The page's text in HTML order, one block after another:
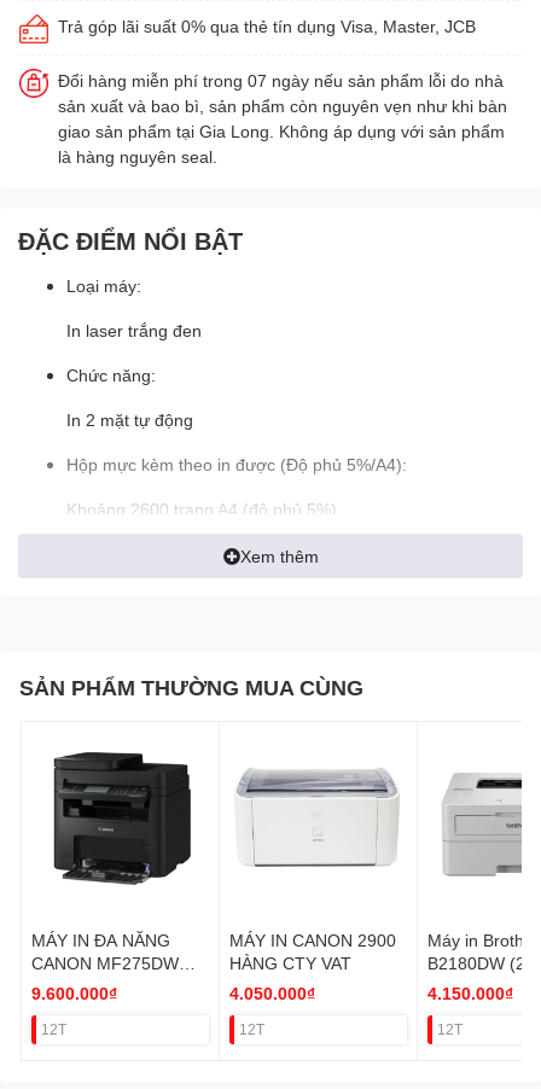
Trả góp lãi suất 0% qua thẻ tín dụng Visa, Master, JCB
Đổi hàng miễn phí trong 07 ngày nếu sản phẩm lỗi do nhà
sản xuất và bao bì, sản phẩm còn nguyên vẹn như khi bàn
giao sản phẩm tại Gia Long. Không áp dụng với sản phẩm
là hàng nguyên seal.
ĐẶC ĐIỂM NỔI BẬT
Loại máy:
In laser trắng đen
Chức năng:
In 2 mặt tự động
Hộp mực kèm theo in được (Độ phủ 5%/A4):
Khoảng 2600 trang A4 (độ phủ 5%)
Công suất in khuyến nghị:
8 giây
30 trang/phút
Loại mực in:
Mực in Laser Brother TN 2385
2400 x 600 dpi
Giấy in:
Xem thêm
SẢN PHẨM THƯỜNG MUA CÙNG
MÁY IN ĐA NĂNG
CANON MF275DW
VAT
9.600.000₫
12T
MÁY IN CANON 2900
HÀNG CTY VAT
4.050.000₫
12T
Máy in
B2180DW
Direct) VAT
4.150.000₫
12T